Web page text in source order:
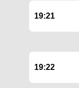
19:21
19:22